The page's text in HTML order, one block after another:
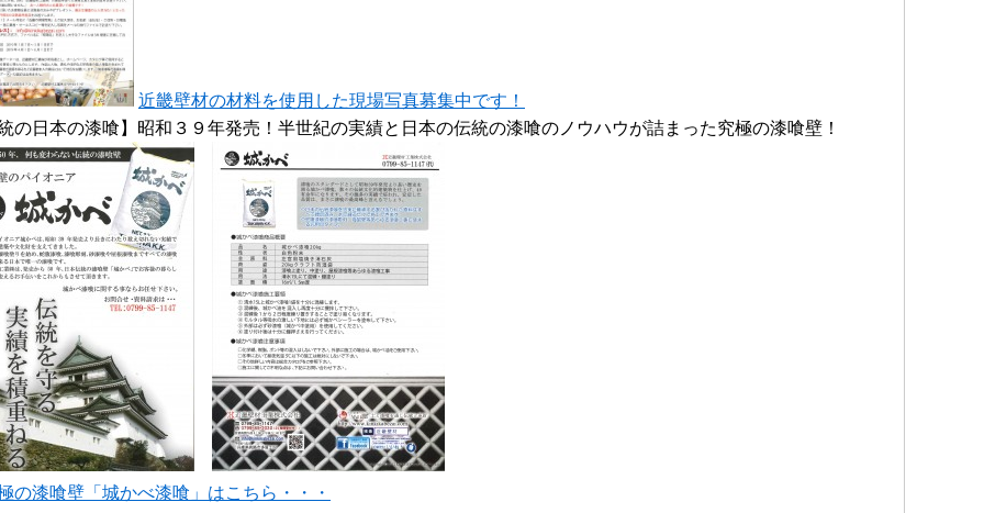
近畿壁材の材料を使用した現場写真募集中です！
の日本の漆喰】昭和３９年発売！半世紀の実績と日本の伝統の漆喰のノウハウが詰まった究極の漆喰壁！
の漆喰壁「城かべ漆喰」はこちら・・・